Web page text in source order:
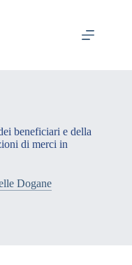
beneficiari e della
di merci in
Dogane